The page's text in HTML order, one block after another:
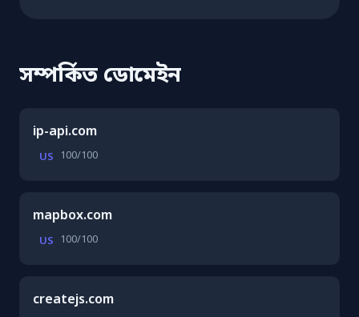
সম্পর্কিত ডোমেইন
ip-api.com
US 100/100
mapbox.com
US 100/100
createjs.com